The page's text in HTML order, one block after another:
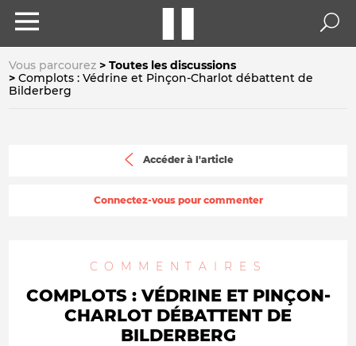
Vous parcourez
Toutes les discussions
Complots : Védrine et Pinçon-Charlot débattent de
Bilderberg
Accéder à l'article
Connectez-vous pour commenter
COMMENTAIRES
COMPLOTS : VÉDRINE ET PINÇON-
CHARLOT DÉBATTENT DE
BILDERBERG